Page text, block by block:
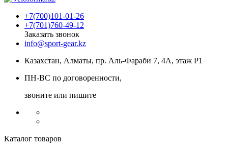
+7(700)101-01-26
+7(701)760-49-12
Заказать звонок
info@sport-gear.kz
Казахстан, Алматы, пр. Аль-Фараби 7, 4А, этаж Р1
ПН-ВС по договоренности,
звоните или пишите
Каталог товаров